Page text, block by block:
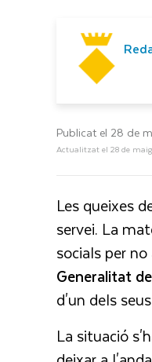
Publicat el 28 de
Actualitzat el 28 de maig
Les queixes
servei. La
socials per
Generalitat
d'un dels seus
La situació